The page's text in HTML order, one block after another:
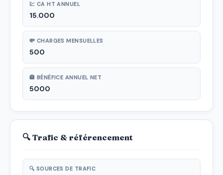
💹 CA HT ANNUEL
15.000
💸 CHARGES MENSUELLES
500
🏦 BÉNÉFICE ANNUEL NET
5000
🔍 Trafic & référencement
🔍 SOURCES DE TRAFIC